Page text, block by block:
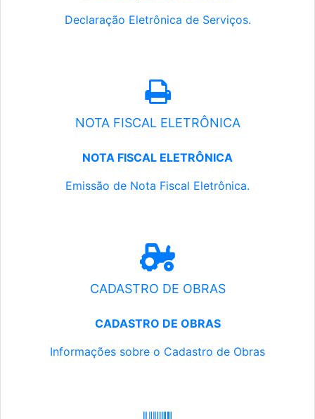
Declaração Eletrônica de Serviços.
NOTA FISCAL ELETRÔNICA
NOTA FISCAL ELETRÔNICA
Emissão de Nota Fiscal Eletrônica.
CADASTRO DE OBRAS
CADASTRO DE OBRAS
Informações sobre o Cadastro de Obras